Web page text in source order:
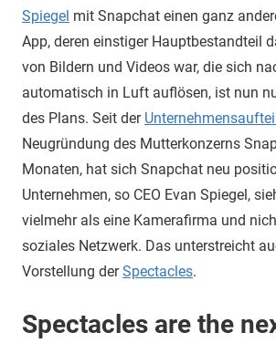
Spiegel mit Snapchat einen ganz
App, deren einstiger Hauptbestandteil
von Bildern und Videos war, die sich
automatisch in Luft auflösen, ist nun
des Plans. Seit der
Neugründung des Mutterkonzerns
Monaten, hat sich Snapchat neu
Unternehmen, so CEO Evan Spiegel,
vielmehr als eine Kamerafirma und
soziales Netzwerk. Das unterstreicht
Vorstellung derSpectacles.
Spectacles are the